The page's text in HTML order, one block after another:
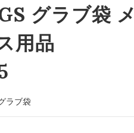
グラブ袋 メ
用品
ラブ袋